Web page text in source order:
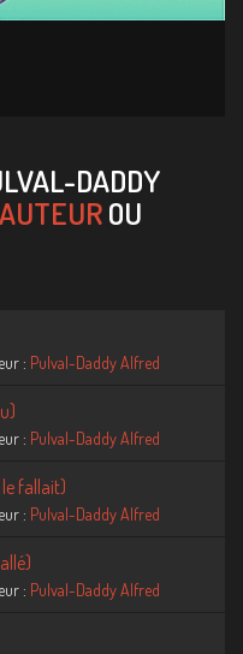
DADDY
AUTEUROU
: Pulval-Daddy Alfred
: Pulval-Daddy Alfred
fallait)
: Pulval-Daddy Alfred
: Pulval-Daddy Alfred